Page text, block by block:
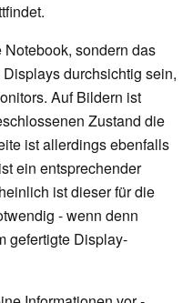
sondern das
durchsichtig sein,
Auf Bildern ist
Zustand die
ist allerdings ebenfalls
ein entsprechender
ist dieser für die
- wenn denn
gefertigte Display-